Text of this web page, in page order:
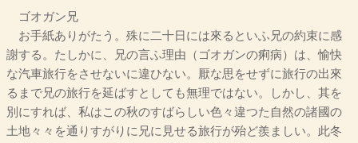
ゴオガン兄
お手紙ありがたう。殊に二十日には來るといふ兄の約束に感
謝する。たしかに、兄の言ふ理由（ゴオガンの痢病）は、愉快
な汽車旅行をさせないに違ひない。厭な思をせずに旅行の出來
るまで兄の旅行を延ばすとしても無理ではない。しかし、其を
別にすれば、私はこの秋のすばらしい色々違つた自然の諸國の
土地々々を通りすがりに兄に見せる旅行が殆ど羨ましい。此冬